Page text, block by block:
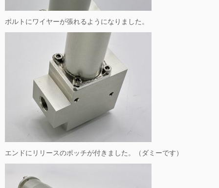
ボルトにワイヤーが張れるようになりました。
エンドにリリースのポッチが付きました。（ダミーです）